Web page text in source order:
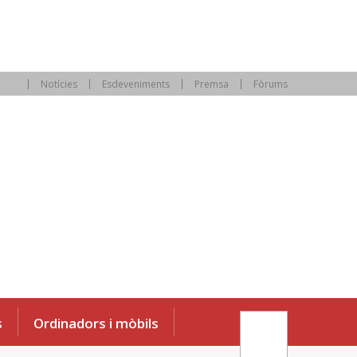
Notícies Esdeveniments Premsa Fòrums
Ordinadors i mòbils